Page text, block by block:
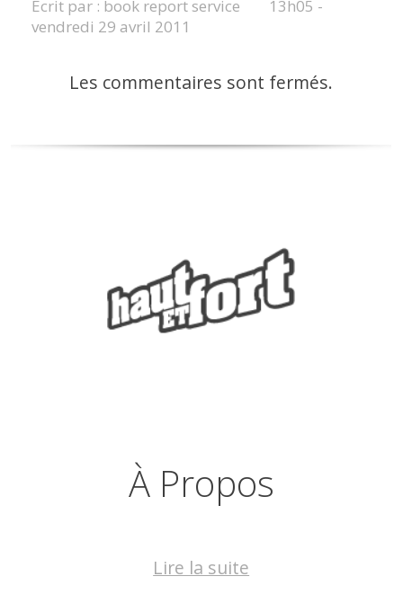
Écrit par : book report service 13h05 -
vendredi 29 avril 2011
Les commentaires sont fermés.
À Propos
Lire la suite